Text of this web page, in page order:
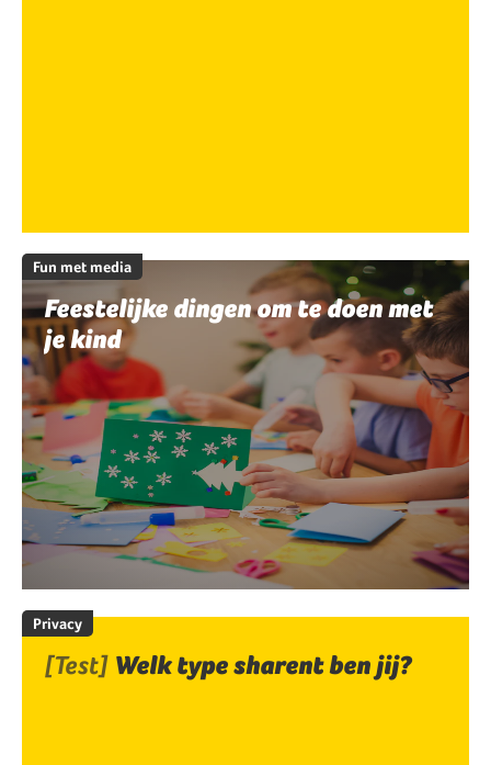
Fun met media
Feestelijke dingen om te doen met
je kind
Privacy
[Test] Welk type sharent ben jij?